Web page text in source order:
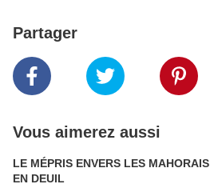
Partager
Vous aimerez aussi
LE MÉPRIS ENVERS LES MAHORAIS
EN DEUIL